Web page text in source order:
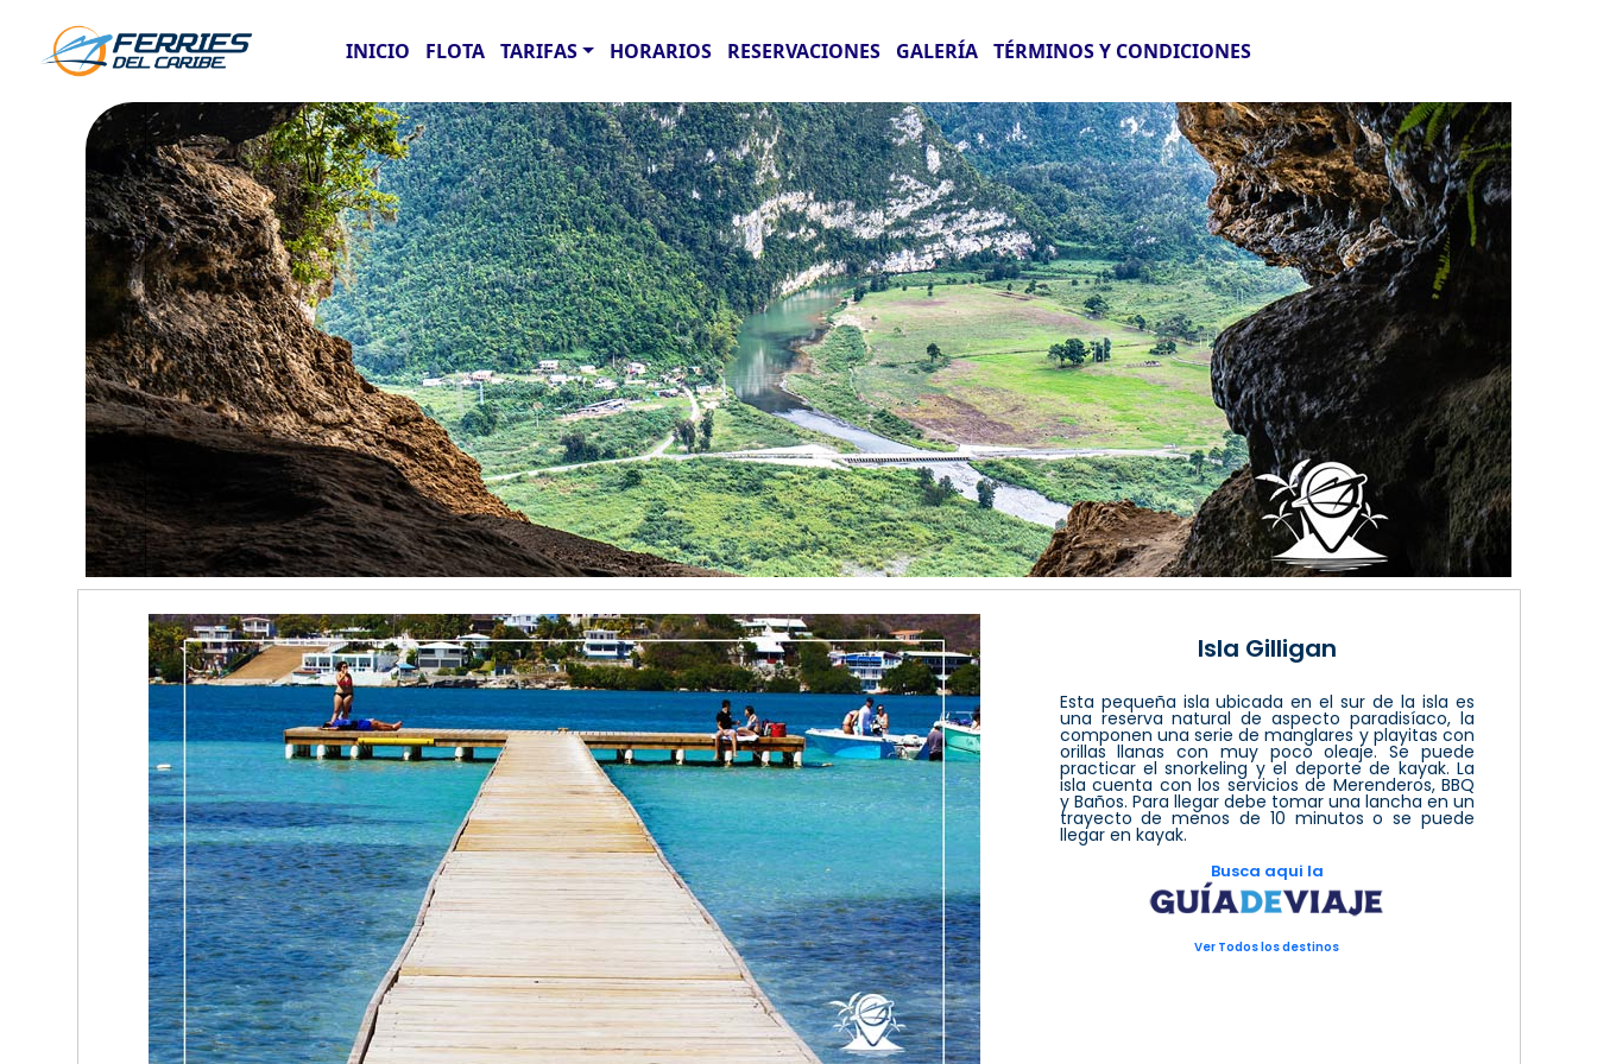
INICIO FLOTA TARIFAS HORARIOS RESERVACIONES GALERÍA TÉRMINOS Y CONDICIONES
Isla Gilligan
Esta pequeña isla ubicada en el sur de la isla es
una reserva natural de aspecto paradisíaco, la
componen una serie de manglares y playitas con
orillas llanas con muy poco oleaje. Se puede
practicar el snorkeling y el deporte de kayak. La
isla cuenta con los servicios de Merenderos, BBQ
y Baños. Para llegar debe tomar una lancha en un
trayecto de menos de 10 minutos o se puede
llegar en kayak.
Busca aqui la
Ver Todos los destinos